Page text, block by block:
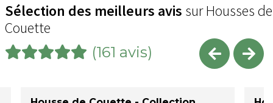
Sélection des meilleurs avis sur Housses de
Couette
(161 avis)